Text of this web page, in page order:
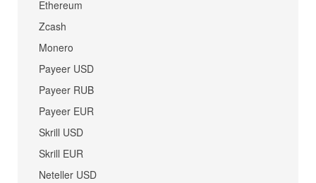
Ethereum
Zcash
Monero
Payeer USD
Payeer RUB
Payeer EUR
Skrill USD
Skrill EUR
Neteller USD